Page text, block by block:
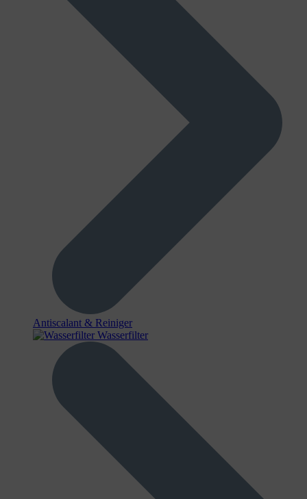
Antiscalant & Reiniger
Wasserfilter